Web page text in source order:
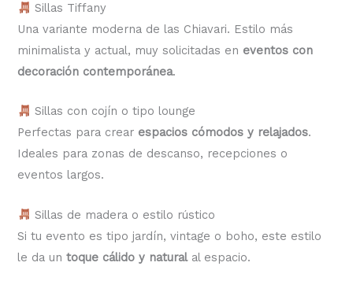
Sillas Tiffany
Una variante moderna de las Chiavari. Estilo más
minimalista y actual, muy solicitadas en eventos con
decoración contemporánea.
Sillas con cojín o tipo lounge
Perfectas para crear espacios cómodos y relajados.
Ideales para zonas de descanso, recepciones o
eventos largos.
Sillas de madera o estilo rústico
Si tu evento es tipo jardín, vintage o boho, este estilo
le da untoque cálido y naturalal espacio.